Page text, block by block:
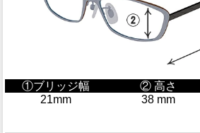
①ブリッジ幅 ② 高さ
21mm
38 mm